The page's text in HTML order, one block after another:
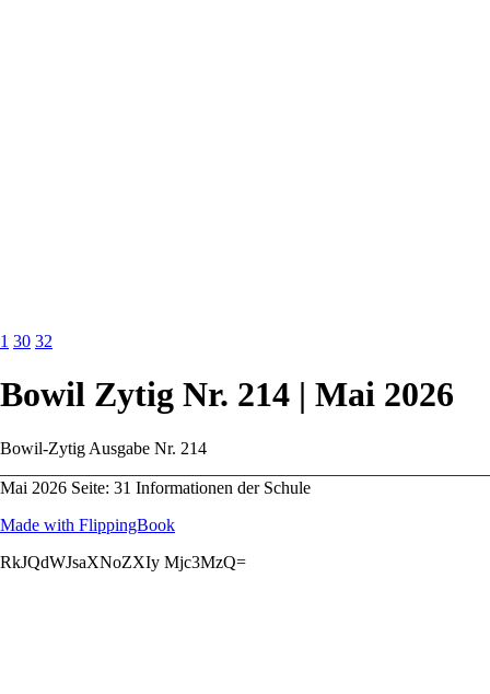
1 30 32
Bowil Zytig Nr. 214 | Mai 2026
Bowil-Zytig Ausgabe Nr. 214
Mai 2026 Seite: 31 Informationen der Schule
Made with FlippingBook
RkJQdWJsaXNoZXIy Mjc3MzQ=